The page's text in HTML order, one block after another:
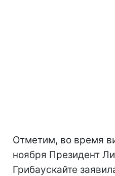
Отметим, во время
ноября Президент
Грибаускайте